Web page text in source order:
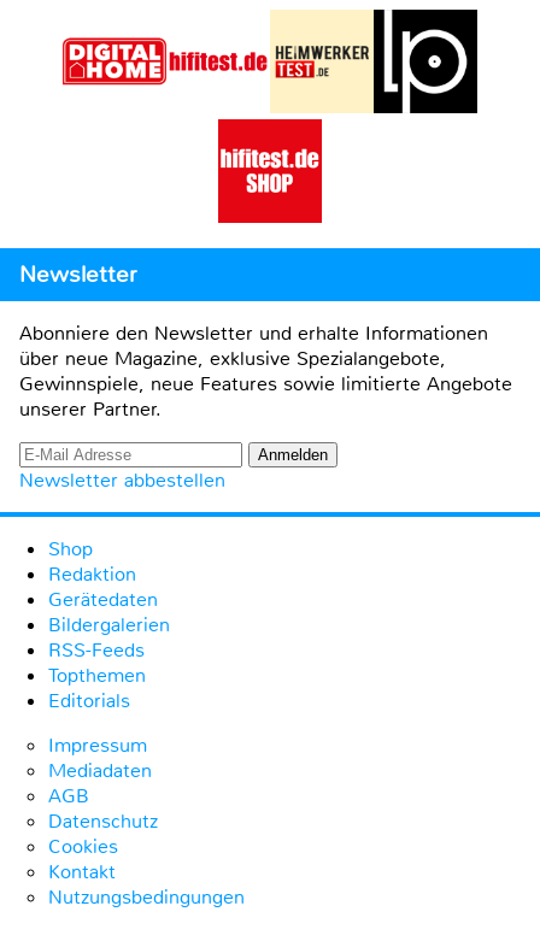
Newsletter
Abonniere den Newsletter und erhalte Informationen
über neue Magazine, exklusive Spezialangebote,
Gewinnspiele, neue Features sowie limitierte Angebote
unserer Partner.
Newsletter abbestellen
Shop
Redaktion
Gerätedaten
Bildergalerien
RSS-Feeds
Topthemen
Editorials
Impressum
Mediadaten
AGB
Datenschutz
Cookies
Kontakt
Nutzungsbedingungen